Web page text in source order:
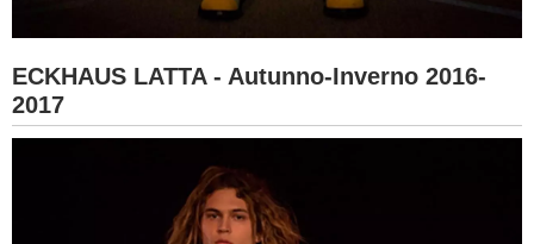
ECKHAUS LATTA - Autunno-Inverno 2016-
2017